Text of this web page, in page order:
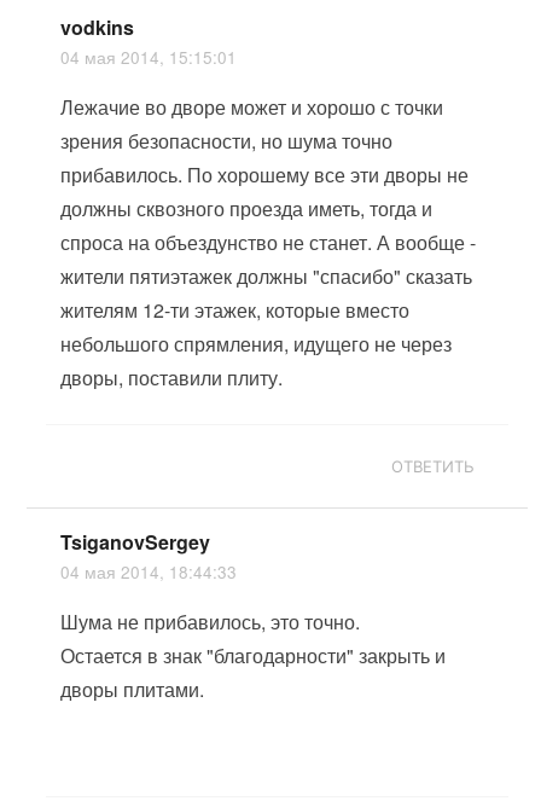
vodkins
04 мая 2014, 15:15:01
Лежачие во дворе может и хорошо с точки
зрения безопасности, но шума точно
прибавилось. По хорошему все эти дворы не
должны сквозного проезда иметь, тогда и
спроса на объездунство не станет. А вообще -
жители пятиэтажек должны "спасибо" сказать
жителям 12-ти этажек, которые вместо
небольшого спрямления, идущего не через
дворы, поставили плиту.
ОТВЕТИТЬ
TsiganovSergey
04 мая 2014, 18:44:33
Шума не прибавилось, это точно.
Остается в знак "благодарности" закрыть и
дворы плитами.